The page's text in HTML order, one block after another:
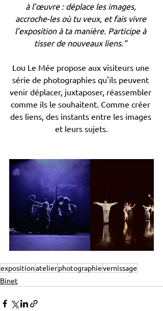
à l’œuvre : déplace les images,
accroche-les où tu veux, et fais vivre
l’exposition à ta manière. Participe à
tisser de nouveaux liens."
Lou Le Mée propose aux visiteurs une
série de photographies qu'ils peuvent
venir déplacer, juxtaposer, réassembler
comme ils le souhaitent. Comme créer
des liens, des instants entre les images
et leurs sujets.
expositionatelierphotographievernissage
Binet